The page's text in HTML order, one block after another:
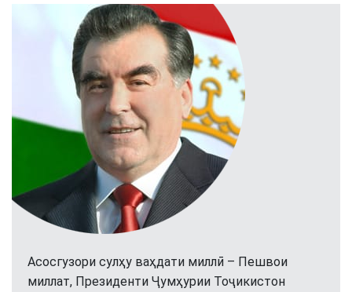
Асосгузори сулҳу ваҳдати миллӣ – Пешвои
миллат, Президенти Ҷумҳурии Тоҷикистон